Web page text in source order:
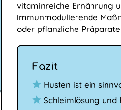
vitaminreiche Ernährung
immunmodulierende
oder pflanzliche
Fazit
Husten ist ein
Schleimlösung und